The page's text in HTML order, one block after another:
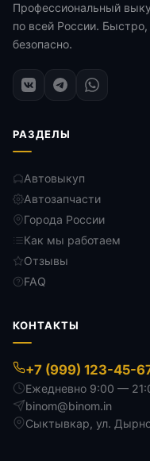
Профессиональный
по всей России. Быстро,
безопасно.
РАЗДЕЛЫ
Автовыкуп
Автозапчасти
Города России
Как мы работаем
Отзывы
FAQ
КОНТАКТЫ
+7 (999) 123-45-
Ежедневно 9:00 —
binom@binom.in
Сыктывкар, ул.